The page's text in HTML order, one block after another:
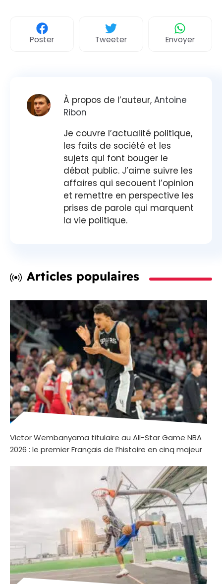
Poster Tweeter Envoyer
À propos de l’auteur, Antoine
Ribon
Je couvre l’actualité politique,
les faits de société et les
sujets qui font bouger le
débat public. J’aime suivre les
affaires qui secouent l’opinion
et remettre en perspective les
prises de parole qui marquent
la vie politique.
Articles populaires
Victor Wembanyama titulaire au All-Star Game NBA
2026 : le premier Français de l’histoire en cinq majeur